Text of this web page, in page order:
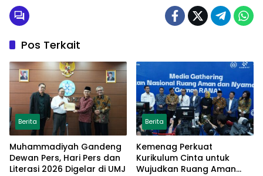
Pos Terkait
Berita
Muhammadiyah Gandeng
Dewan Pers, Hari Pers dan
Literasi 2026 Digelar di UMJ
Berita
Kemenag Perkuat
Kurikulum Cinta untuk
Wujudkan Ruang Aman